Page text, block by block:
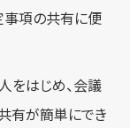
事項の共有に便
をはじめ、会議
有が簡単にでき